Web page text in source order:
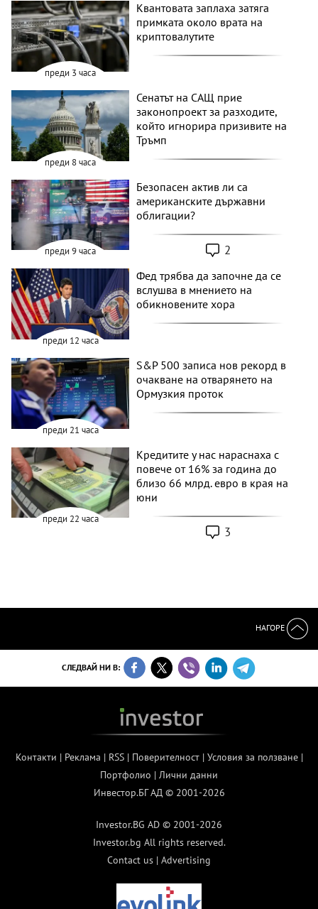
преди 3 часа
Квантовата заплаха затяга
примката около врата на
криптовалутите
преди 8 часа
Сенатът на САЩ прие
законопроект за разходите,
който игнорира призивите на
Тръмп
преди 9 часа
Безопасен актив ли са
американските държавни
облигации?
2
преди 12 часа
Фед трябва да започне да се
вслушва в мнението на
обикновените хора
преди 21 часа
S&P 500 записа нов рекорд в
очакване на отварянето на
Ормузкия проток
преди 22 часа
Кредитите у нас нараснаха с
повече от 16% за година до
близо 66 млрд. евро в края на
юни
3
НАГОРЕ
СЛЕДВАЙ НИ В:
Контакти | Реклама | RSS| Поверителност| Условия за ползване|
Портфолио | Лични данни
Инвестор.БГ АД © 2001-2026
Investor.BG AD © 2001-2026
Investor.bg All rights reserved.
Contact us | Advertising